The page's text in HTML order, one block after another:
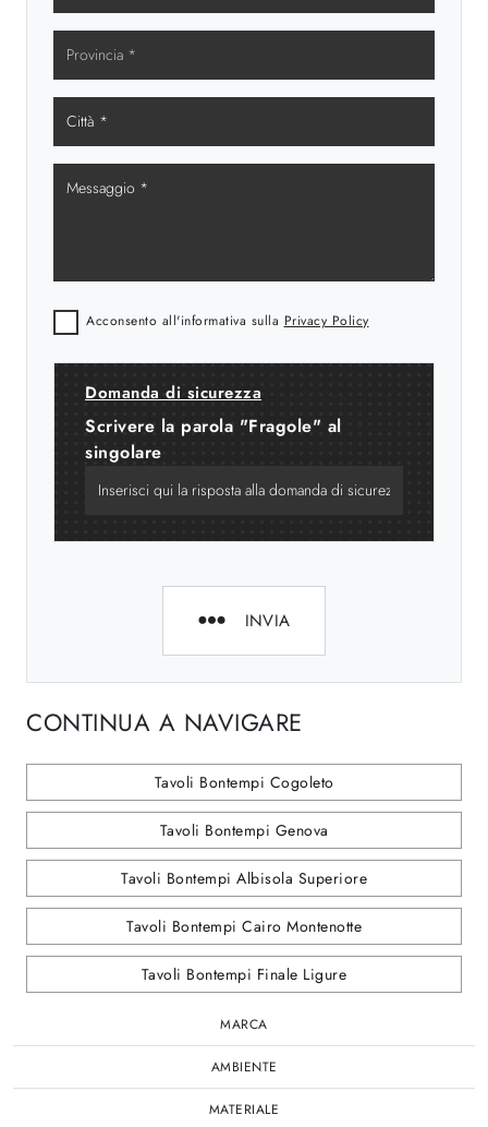
Acconsento all'informativa sulla Privacy Policy
Domanda di sicurezza
Scrivere la parola "Fragole" al
singolare
INVIA
CONTINUA A NAVIGARE
Tavoli Bontempi Cogoleto
Tavoli Bontempi Genova
Tavoli Bontempi Albisola Superiore
Tavoli Bontempi Cairo Montenotte
Tavoli Bontempi Finale Ligure
MARCA
AMBIENTE
MATERIALE